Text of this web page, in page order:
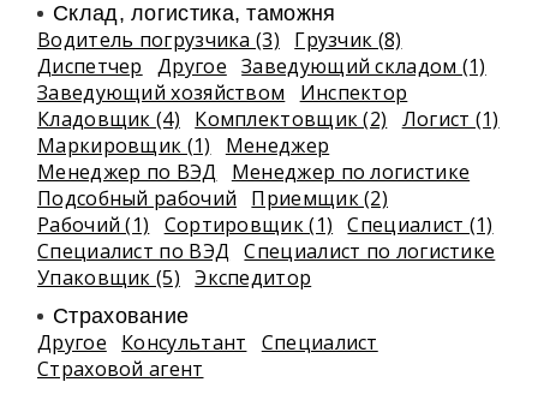
Склад, логистика, таможня
Водитель погрузчика (3)
Грузчик (8)
Диспетчер
Другое Заведующий складом (1)
Заведующий хозяйством
Инспектор
Кладовщик (4)
Комплектовщик (2)
Логист (1)
Маркировщик (1)
Менеджер
Менеджер по ВЭД
Менеджер по логистике
Подсобный рабочий
Приемщик (2)
Рабочий (1)
Сортировщик (1)
Специалист (1)
Специалист по ВЭД
Специалист по логистике
Упаковщик (5)
Экспедитор
Страхование
Другое Консультант
Специалист
Страховой агент